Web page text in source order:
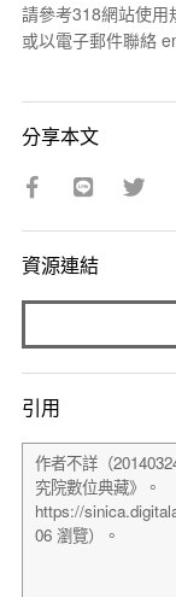
請參考318網站使
或以電子郵件聯絡
分享本文
資源連結
引用